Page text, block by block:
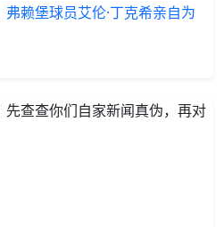
赖堡球员艾伦·丁克希亲自为